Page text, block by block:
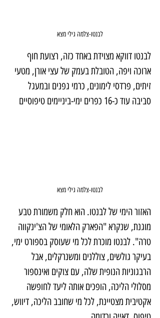
לבנטו-צלמה גילי מצא
לבנטו דווקא מצוידת באחד כזה, רצועת חוף
ארוכה ויפה, הטובלת בעמק של עצי אורן, מטעי
זיתים, פרדסי לימונים, כרמי גפנים ובמעגל
סביבה עוד כ-16 כפרים ימי-ביניימים טיפוסיים
לבנטו-צלמה גילי מצא
האזור הימי של לבנטו. הוא חלק משמורת טבע
מוגנת, שנקרא "הפארק הלאומי של הצ'ינקווה
טרה". לבנטו מוכרת לכל מי שעוסק בספורט ימי,
בעיקר גולשים, צוללנים ומשנרקלים, אבל
הרבגוניות הנופית שלה, עם צוקים ואינספור
מסלולי הליכה, הופכים אותה ליעד לחופשה
אקטיבית מצטיינת, לכל מי שחובב הליכה, דיווש,